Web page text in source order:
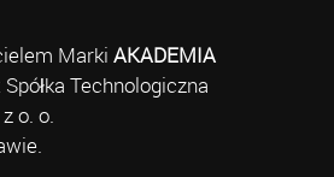
Marki AKADEMIA
Technologiczna
o. o.